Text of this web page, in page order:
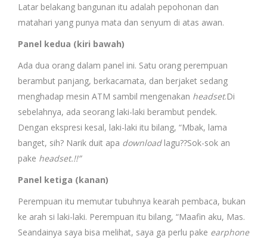
Latar belakang bangunan itu adalah pepohonan dan
matahari yang punya mata dan senyum di atas awan.
Panel kedua (kiri bawah)
Ada dua orang dalam panel ini. Satu orang perempuan
berambut panjang, berkacamata, dan berjaket sedang
menghadap mesin ATM sambil mengenakan headset.Di
sebelahnya, ada seorang laki-laki berambut pendek.
Dengan ekspresi kesal, laki-laki itu bilang, “Mbak, lama
banget, sih? Narik duit apa download lagu??Sok-sok an
pake headset.!!”
Panel ketiga (kanan)
Perempuan itu memutar tubuhnya kearah pembaca, bukan
ke arah si laki-laki. Perempuan itu bilang, “Maafin aku, Mas.
Seandainya saya bisa melihat, saya ga perlu pake earphone